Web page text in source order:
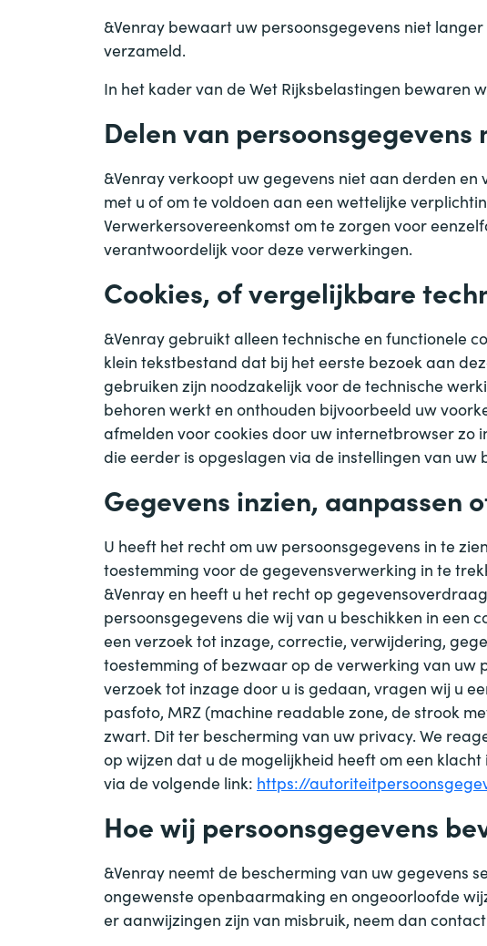
&Venray bewaart uw persoonsgegevens niet
verzameld.
In het kader van de Wet Rijksbelastingen bewaren
Delen van persoonsgegevens
&Venray verkoopt uw gegevens niet aan derden
met u of om te voldoen aan een wettelijke
Verwerkersovereenkomst om te zorgen voor
verantwoordelijk voor deze verwerkingen.
Cookies, of vergelijkbare
&Venray gebruikt alleen technische en functionele
klein tekstbestand dat bij het eerste bezoek aan
gebruiken zijn noodzakelijk voor de technische
behoren werkt en onthouden bijvoorbeeld uw
afmelden voor cookies door uw internetbrowser zo
die eerder is opgeslagen via de instellingen van uw
Gegevens inzien, aanpassen
U heeft het recht om uw persoonsgegevens in te
toestemming voor de gegevensverwerking in te
&Venray en heeft u het recht op
persoonsgegevens die wij van u beschikken in een
een verzoek tot inzage, correctie, verwijdering,
toestemming of bezwaar op de verwerking van uw
verzoek tot inzage door u is gedaan, vragen wij u
pasfoto, MRZ (machine readable zone, de strook
zwart. Dit ter bescherming van uw privacy. We
op wijzen dat u de mogelijkheid heeft om een
via de volgende link: https://
Hoe wij persoonsgegevens
&Venray neemt de bescherming van uw gegevens
ongewenste openbaarmaking en ongeoorloofde
er aanwijzingen zijn van misbruik, neem dan